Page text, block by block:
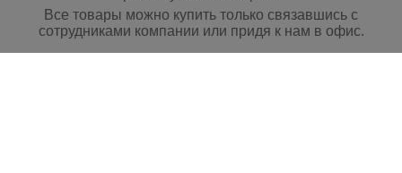
Все товары можно купить только связавшись с
сотрудниками компании или придя к нам в офис.